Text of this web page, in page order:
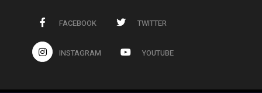
FACEBOOK TWITTER
INSTAGRAM YOUTUBE